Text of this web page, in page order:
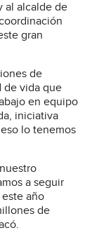
al alcalde de
gran
de
de vida que
en equipo
iniciativa
lo tenemos
a seguir
año
de